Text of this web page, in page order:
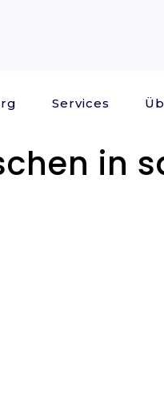
Services
in